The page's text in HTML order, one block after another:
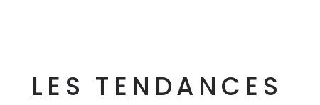
LES TENDANCES